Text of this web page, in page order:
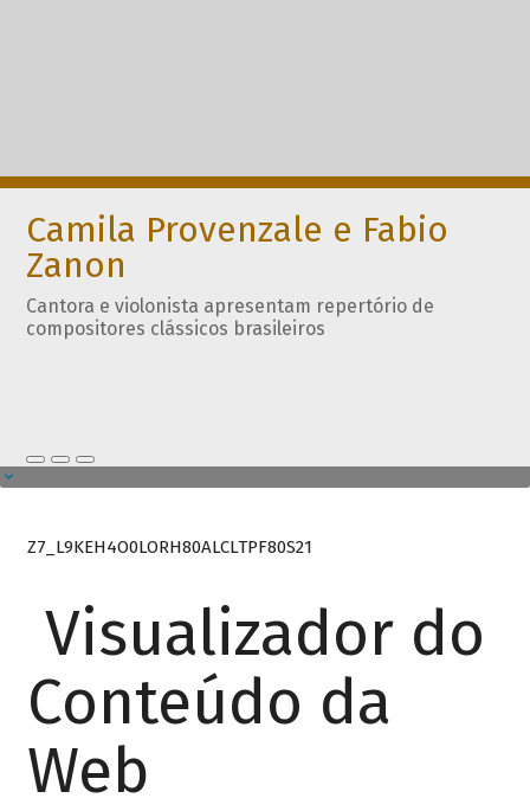
Camila Provenzale e Fabio
Zanon
Cantora e violonista apresentam repertório de
compositores clássicos brasileiros
Z7_L9KEH4O0LORH80ALCLTPF80S21
Visualizador do
Conteúdo da
Web